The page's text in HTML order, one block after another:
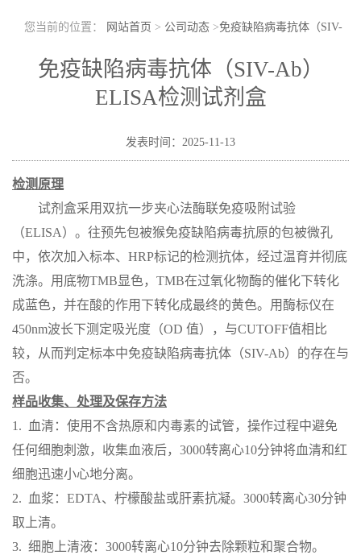
您当前的位置： 网站首页 > 公司动态>免疫缺陷病毒抗体（SIV-
Ab） ELISA检测试剂盒
免疫缺陷病毒抗体（SIV-Ab）
ELISA检测试剂盒
发表时间：2025-11-13
检测原理
试剂盒采用双抗一步夹心法酶联免疫吸附试验
（ELISA）。 往预先包被猴免疫缺陷病毒抗原的包被微孔
中，依次加入标本、 HRP标记的检测抗体，经过温育并彻底
洗涤。用底物TMB显色，TMB在过氧化物酶的催化下转化
成蓝色，并在酸的作用下转化成最终的黄色。用酶标仪在
450nm波长下测定吸光度（OD 值），与CUTOFF值相比
较，从而判定标本中免疫缺陷病毒抗体 （SIV-Ab）的存在与
否。
样品收集、处理及保存方法
1. 血清：使用不含热原和内毒素的试管，操作过程中避免
任何细胞刺激，收集血液后，3000转离心10分钟将血清和红
细胞迅速小心地分离。
2. 血浆：EDTA、柠檬酸盐或肝素抗凝。3000转离心30分钟
取上清。
3. 细胞上清液：3000转离心10分钟去除颗粒和聚合物。